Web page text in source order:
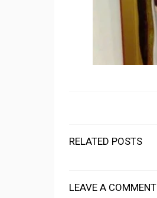
RELATED POSTS
LEAVE A COMMENT